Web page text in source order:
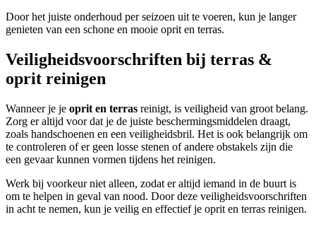
Door het juiste onderhoud per seizoen uit te voeren, kun je langer
genieten van een schone en mooie oprit en terras.
Veiligheidsvoorschriften bij terras &
oprit reinigen
Wanneer je je oprit en terras reinigt, is veiligheid van groot belang.
Zorg er altijd voor dat je de juiste beschermingsmiddelen draagt,
zoals handschoenen en een veiligheidsbril. Het is ook belangrijk om
te controleren of er geen losse stenen of andere obstakels zijn die
een gevaar kunnen vormen tijdens het reinigen.
Werk bij voorkeur niet alleen, zodat er altijd iemand in de buurt is
om te helpen in geval van nood. Door deze veiligheidsvoorschriften
in acht te nemen, kun je veilig en effectief je oprit en terras reinigen.